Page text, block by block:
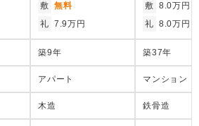
敷 無料
礼 7.9万円
敷 8.0万円
礼 8.0万円
築9年 築37年
アパート マンション
木造 鉄骨造